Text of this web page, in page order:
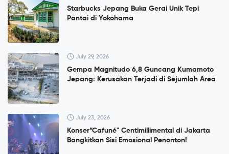
Starbucks Jepang Buka Gerai Unik Tepi
Pantai di Yokohama
July 29, 2026
Gempa Magnitudo 6,8 Guncang Kumamoto
Jepang: Kerusakan Terjadi di Sejumlah Area
July 23, 2026
Konser”Cafuné" Centimillimental di Jakarta
Bangkitkan Sisi Emosional Penonton!